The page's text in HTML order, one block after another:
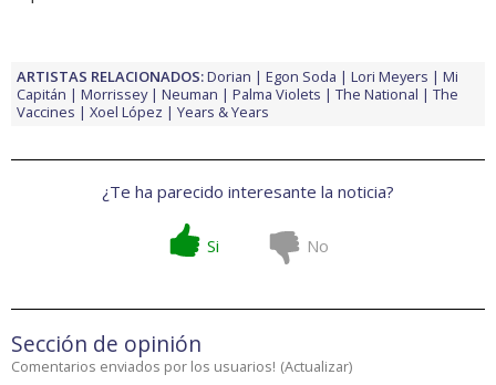
ARTISTAS RELACIONADOS:Dorian Egon Soda Lori Meyers
Mi
Capitán
Morrissey Neuman Palma Violets The National
The
Vaccines
Xoel López Years & Years
¿Te ha parecido interesante la noticia?
Si No
Sección de opinión
Comentarios enviados por los usuarios! (Actualizar)